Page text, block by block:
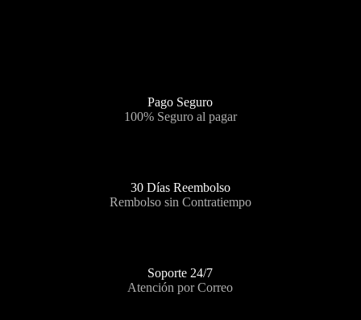
Pago Seguro
100% Seguro al pagar
30 Días Reembolso
Rembolso sin Contratiempo
Soporte 24/7
Atención por Correo